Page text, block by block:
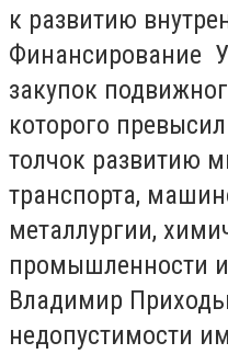
к развитию
Финансирование
закупок
которого
толчок развитию
транспорта,
металлургии,
промышленности
Владимир
недопустимости